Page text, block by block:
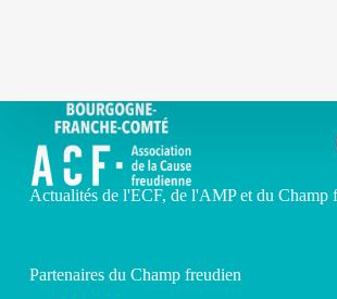
Actualités de l'ECF, de l'AMP et du Champ
Partenaires du Champ freudien